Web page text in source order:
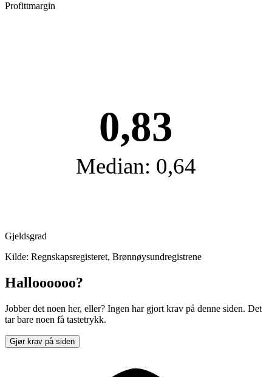
Profittmargin
0,83
Median: 0,64
Gjeldsgrad
Kilde: Regnskapsregisteret, Brønnøysundregistrene
Halloooooo?
Jobber det noen her, eller? Ingen har gjort krav på denne siden. Det
tar bare noen få tastetrykk.
Gjør krav på siden